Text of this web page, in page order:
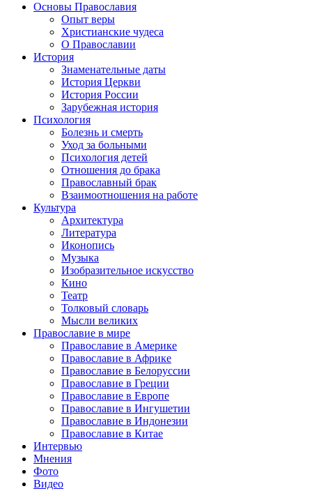
Основы Православия
Опыт веры
Христианские чудеса
О Православии
История
Знаменательные даты
История Церкви
История России
Зарубежная история
Психология
Болезнь и смерть
Уход за больными
Психология детей
Отношения до брака
Православный брак
Взаимоотношения на работе
Культура
Архитектура
Литература
Иконопись
Музыка
Изобразительное искусство
Кино
Театр
Толковый словарь
Мысли великих
Православие в мире
Православие в Америке
Православие в Африке
Православие в Белоруссии
Православие в Греции
Православие в Европе
Православие в Ингушетии
Православие в Индонезии
Православие в Китае
Интервью
Мнения
Фото
Видео